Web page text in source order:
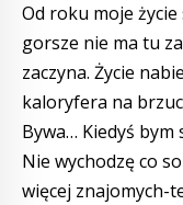
Od roku moje życie
gorsze nie ma tu
zaczyna. Życie
kaloryfera na
Bywa… Kiedyś bym
Nie wychodzę co
więcej znajomych-